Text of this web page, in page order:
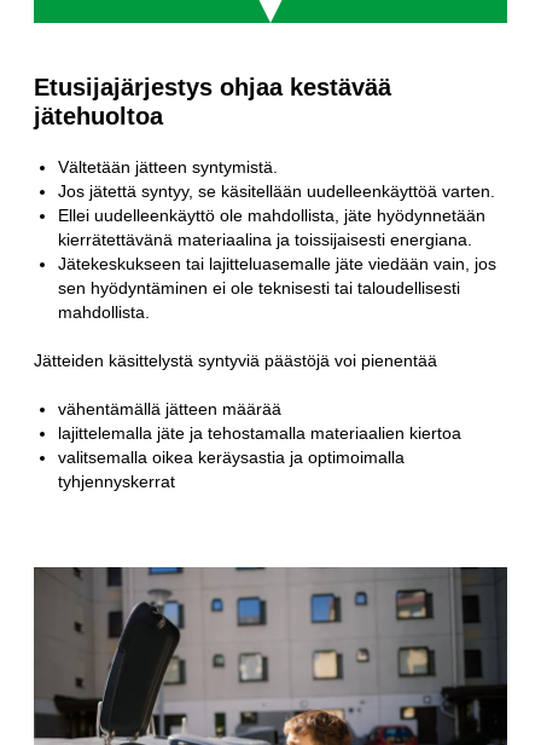
Etusijajärjestys ohjaa kestävää
jätehuoltoa
Vältetään jätteen syntymistä.
Jos jätettä syntyy, se käsitellään uudelleenkäyttöä varten.
Ellei uudelleenkäyttö ole mahdollista, jäte hyödynnetään
kierrätettävänä materiaalina ja toissijaisesti energiana.
Jätekeskukseen tai lajitteluasemalle jäte viedään vain, jos
sen hyödyntäminen ei ole teknisesti tai taloudellisesti
mahdollista.
Jätteiden käsittelystä syntyviä päästöjä voi pienentää
vähentämällä jätteen määrää
lajittelemalla jäte ja tehostamalla materiaalien kiertoa
valitsemalla oikea keräysastia ja optimoimalla
tyhjennyskerrat